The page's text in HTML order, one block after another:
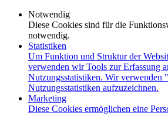
Notwendig
Diese Cookies sind für die
notwendig.
Statistiken
Um Funktion und Struktur der
verwenden wir Tools zur Erfassung
Nutzungsstatistiken. Wir verwenden
Nutzungsstatistiken aufzuzeichnen.
Marketing
Diese Cookies ermöglichen eine